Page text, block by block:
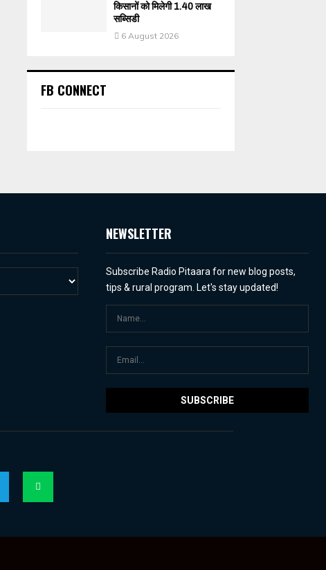
किसानों को मिलेगी 1.40 लाख
सब्सिडी
6 August 2026
FB CONNECT
NEWSLETTER
Subscribe Radio Pitaara for new blog posts,
tips & rural program. Let's stay updated!